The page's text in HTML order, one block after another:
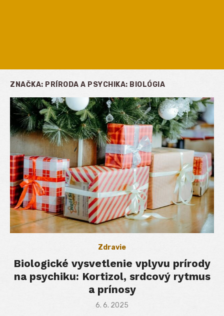
ZNAČKA: PRÍRODA A PSYCHIKA: BIOLÓGIA
Zdravie
Biologické vysvetlenie vplyvu prírody
na psychiku: Kortizol, srdcový rytmus
a prínosy
Posted
6. 6. 2025